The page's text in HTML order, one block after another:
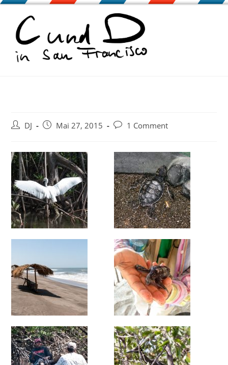
Zum
springen
Beitrags-
DJ
BeitragMai 27, 2015
Beitrags-
1 Comment